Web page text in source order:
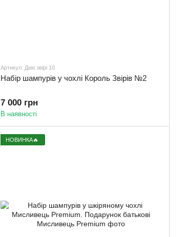
Артикул: Дикі звірі 10
Набір шампурів у чохлі Король Звірів №2
7 000 грн
В наявності
НОВИНКА🔥